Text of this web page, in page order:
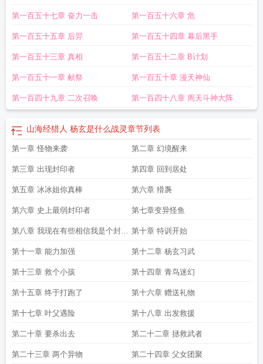
自山海经的是猎人
山海经猎人手游 山海经野人山海经猎人礼包码在哪里兑
换山海经猎人笔记阅读要多久 山海经猎人礼包码山海经类人山海经人篇
兽纪攻略山海经猎兽纪 山海经猛兽国服猎人山海经猎人笔最喜欢的故事内容推
荐很短山海经人族山海经什么怪物吃人
第一百五十七章 奋力一击 第一百五十六章 危
第一百五十五章 后羿 第一百五十四章 幕后黑手
第一百五十三章 真相 第一百五十二章 B计划
第一百五十一章 献祭 第一百五十章 漫天神仙
第一百四十九章 二次召唤 第一百四十八章 周天斗神大阵
山海经猎人 杨玄是什么战灵章节列表
第一章 怪物来袭 第二章 幻境醒来
第三章 出现封印者 第四章 回到居处
第五章 冰冰姐你真棒 第六章 猾褢
第六章 史上最弱封印者 第七章变异怪鱼
第八章 我现在有些相信我是个封印
者了
第十章 特训开始
第十一章 能力加强 第十二章 杨玄习武
第十三章 救个小孩 第十四章 青鸟迷幻
第十五章 终于打跑了 第十六章 赠送礼物
第十七章 叶父遇险 第十八章 出发救援
第二十章 要杀出去 第二十二章 拯救武者
第二十三章 两个异物 第二十四章 父女团聚